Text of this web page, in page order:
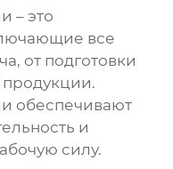
– это
все
от подготовки
продукции.
обеспечивают
и
силу.